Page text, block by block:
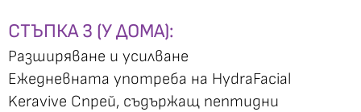
СТЪПКА 3 (У ДОМА):
Разширяване и усилване
Ежедневната употреба на HydraFacial
Keravive Спрей, съдържащ пептидни